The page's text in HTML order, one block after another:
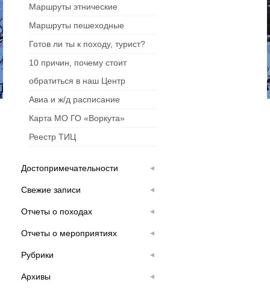
Маршруты этнические
Маршруты пешеходные
Готов ли ты к походу, турист?
10 причин, почему стоит
обратиться в наш Центр
Авиа и ж/д расписание
Карта МО ГО «Воркута»
Реестр ТИЦ
Достопримечательности
Свежие записи
Отчеты о походах
Отчеты о мероприятиях
Рубрики
Архивы